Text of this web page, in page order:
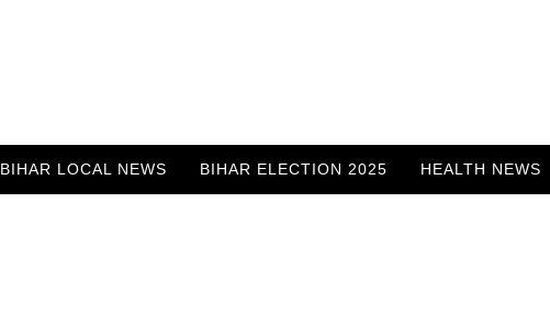
BIHAR LOCAL NEWS BIHAR ELECTION 2025 HEALTH NEWS